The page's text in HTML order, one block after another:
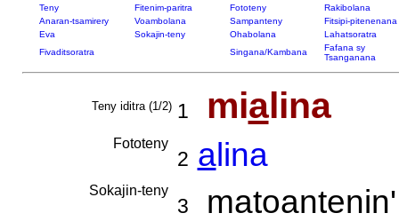
Teny Fitenim-paritra Fototeny
Rakibolana
Anaran-tsamirery
Voambolana Sampanteny
Fitsipi-pitenenana
Eva
Sokajin-teny Ohabolana
Lahatsoratra
Fivaditsoratra
Singana/Kambana
Fafana sy
Tsanganana
Teny iditra (1/2) 1 mialina
Fototeny
2 alina
Sokajin-teny
3